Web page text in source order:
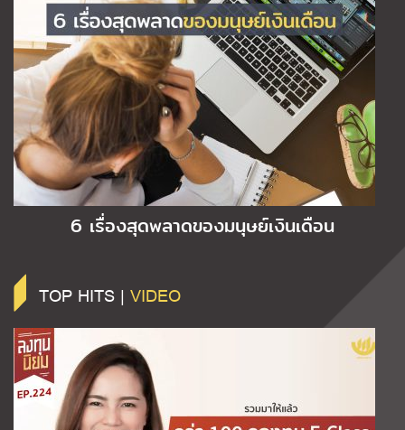
6 เรื่องสุดพลาดของมนุษย์เงินเดือน
TOP HITS | VIDEO